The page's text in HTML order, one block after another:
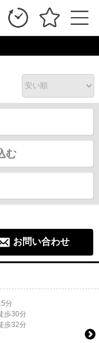
む
お問い合わせ
分
歩30分
歩32分